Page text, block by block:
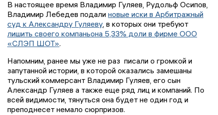
В настоящее время Владимир Гуляев, Рудольф Осипов,
Владимир Лебедев подали новые иски в Арбитражный
суд к Александру Гуляеву, в которых они требуют
лишить своего компаньона 5,33% доли в фирме ООО
«СЛЭП ШОТ».
Напомним, ранее мы уже не раз писали о громкой и
запутанной истории, в которой оказались замешаны
тульский коммерсант Владимир Гуляев, его сын
Александр Гуляев а также еще ряд лиц и компаний. По
всей видимости, тянуться она будет не один год и
преподнесет немало сюрпризов.